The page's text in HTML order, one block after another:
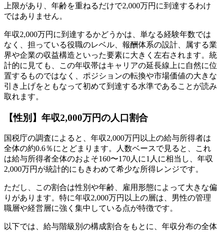
上限があり、年齢を重ねるだけで2,000万円に到達するわけ
ではありません。
年収2,000万円に到達するかどうかは、単なる経験年数では
なく、担っている役職のレベル、報酬体系の設計、属する業
界や企業の収益構造といった要素に大きく左右されます。統
計的に見ても、この年収帯はキャリアの延長線上に自然に位
置するものではなく、ポジションの転換や市場価値の大きな
引き上げをともなって初めて到達する水準であることが読み
取れます。
【性別】年収2,000万円の人口割合
国税庁の調査によると、年収2,000万円以上の給与所得者は
全体の約0.6％にとどまります。人数ベースで見ると、これ
は給与所得者全体のおよそ160〜170人に1人に相当し、年収
2,000万円が統計的にもきわめて希少な所得レンジです。
ただし、この割合は性別や年齢、雇用形態によって大きな偏
りがあります。特に年収2,000万円以上の層は、男性の管理
職層や経営層に強く集中している点が特徴です。
以下では、給与階級別の構成割合をもとに、年収分布の全体